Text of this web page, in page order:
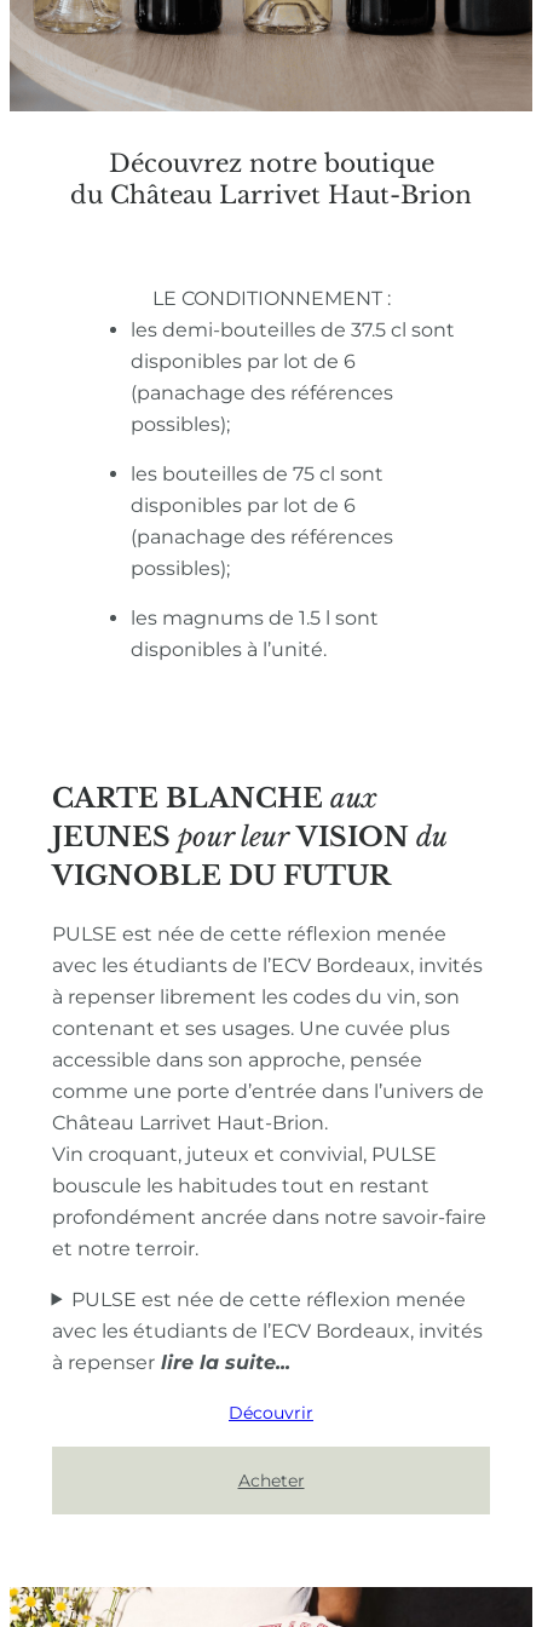
Découvrez notre boutique
du Château Larrivet Haut-Brion
LE CONDITIONNEMENT :
les demi-bouteilles de 37.5 cl sont
disponibles par lot de 6
(panachage des références
possibles);
les bouteilles de 75 cl sont
disponibles par lot de 6
(panachage des références
possibles);
les magnums de 1.5 l sont
disponibles à l’unité.
CARTE BLANCHE aux
JEUNES pour leur VISION du
VIGNOBLE DU FUTUR
PULSE est née de cette réflexion menée
avec les étudiants de l’ECV Bordeaux, invités
à repenser librement les codes du vin, son
contenant et ses usages. Une cuvée plus
accessible dans son approche, pensée
comme une porte d’entrée dans l’univers de
Château Larrivet Haut-Brion.
Vin croquant, juteux et convivial, PULSE
bouscule les habitudes tout en restant
profondément ancrée dans notre savoir-faire
et notre terroir.
PULSE est née de cette réflexion menée
avec les étudiants de l’ECV Bordeaux, invités
à repenser
Découvrir
Acheter